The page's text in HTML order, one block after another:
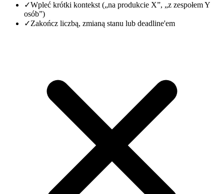
✓Wpleć krótki kontekst („na produkcie X”, „z zespołem Y
osób”)
✓Zakończ liczbą, zmianą stanu lub deadline'em